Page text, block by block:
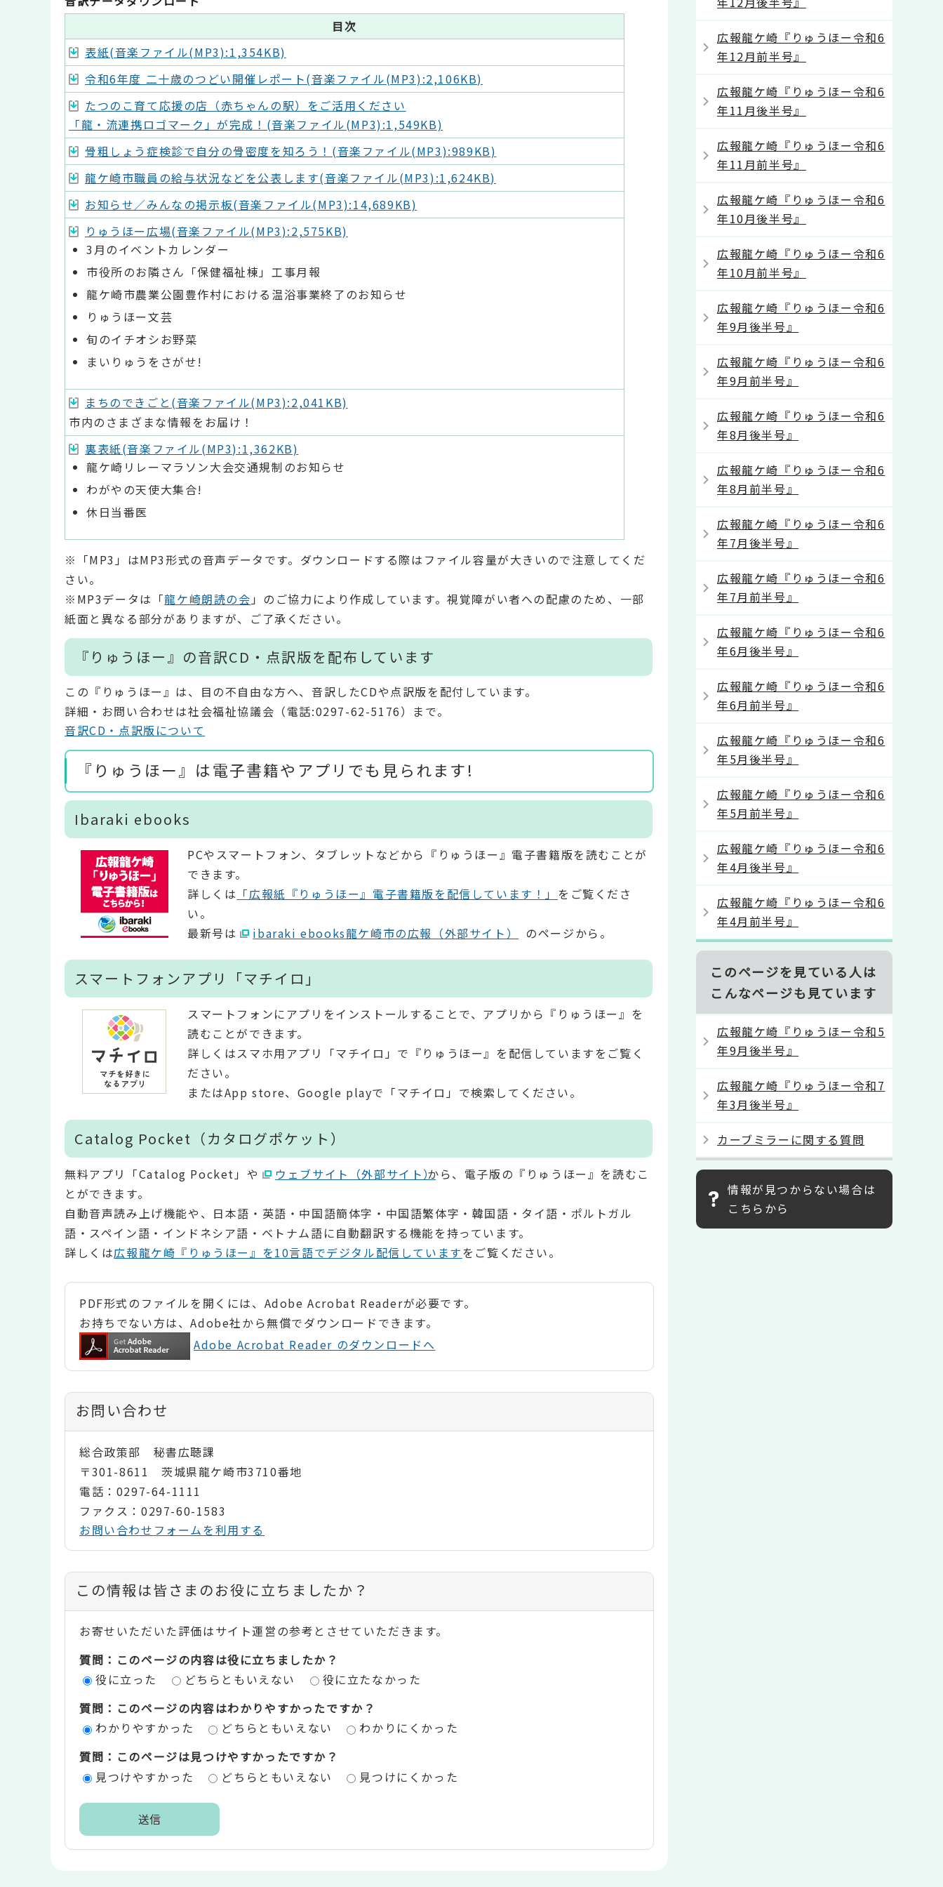
目次
表紙(音楽ファイル(MP3):1,354KB)
令和6年度 二十歳のつどい開催レポート(音楽ファイル(MP3):2,106KB)
たつのこ育て応援の店（赤ちゃんの駅）をご活用ください
「龍・流連携ロゴマーク」が完成！(音楽ファイル(MP3):1,549KB)
骨粗しょう症検診で自分の骨密度を知ろう！(音楽ファイル(MP3):989KB)
龍ケ崎市職員の給与状況などを公表します(音楽ファイル(MP3):1,624KB)
お知らせ／みんなの掲示板(音楽ファイル(MP3):14,689KB)
りゅうほー広場(音楽ファイル(MP3):2,575KB)
3月のイベントカレンダー
市役所のお隣さん「保健福祉棟」工事月報
龍ケ崎市農業公園豊作村における温浴事業終了のお知らせ
りゅうほー文芸
旬のイチオシお野菜
まいりゅうをさがせ!
まちのできごと(音楽ファイル(MP3):2,041KB)
市内のさまざまな情報をお届け！
裏表紙(音楽ファイル(MP3):1,362KB)
龍ケ崎リレーマラソン大会交通規制のお知らせ
わがやの天使大集合!
休日当番医
※「MP3」はMP3形式の音声データです。ダウンロードする際はファイル容量が大きいので注意してくだ
さい。
※MP3データは「龍ケ崎朗読の会 」のご協力により作成しています。視覚障がい者への配慮のため、一部
紙面と異なる部分がありますが、ご了承ください。
『りゅうほー』の音訳CD・点訳版を配布しています
この『りゅうほー』は、目の不自由な方へ、音訳したCDや点訳版を配付しています。
詳細・お問い合わせは社会福祉協議会（電話:0297-62-5176）まで。
音訳CD・点訳版について
『りゅうほー』は電子書籍やアプリでも見られます!
Ibaraki ebooks
PCやスマートフォン、タブレットなどから『りゅうほー』電子書籍版を読むことが
できます。
詳しくは 「広報紙『りゅうほー』電子書籍版を配信しています！」 をご覧くださ
い。
最新号は
ibaraki ebooks龍ケ崎市の広報（外部サイト） のページから。
スマートフォンアプリ「マチイロ」
スマートフォンにアプリをインストールすることで、アプリから『りゅうほー』を
読むことができます。
詳しくはスマホ用アプリ「マチイロ」で『りゅうほー』を配信していますをご覧く
ださい。
またはApp store、Google playで「マチイロ」で検索してください。
Catalog Pocket（カタログポケット）
無料アプリ「Catalog Pocket」や ウェブサイト（外部サイト）から、電子版の『りゅうほー』を読むこ
とができます。
自動音声読み上げ機能や、日本語・英語・中国語簡体字・中国語繁体字・韓国語・タイ語・ポルトガル
語・スペイン語・インドネシア語・ベトナム語に自動翻訳する機能を持っています。
詳しくは広報龍ケ崎『りゅうほー』を10言語でデジタル配信していますをご覧ください。
PDF形式のファイルを開くには、Adobe Acrobat Readerが必要です。
お持ちでない方は、Adobe社から無償でダウンロードできます。
Adobe Acrobat Reader のダウンロードへ
お問い合わせ
総合政策部 秘書広聴課
〒301-8611 茨城県龍ケ崎市3710番地
電話：0297-64-1111
ファクス：0297-60-1583
お問い合わせフォームを利用する
コ
ン
テ
ン
評
エ
この情報は皆さまのお役に立ちましたか？
お寄せいただいた評価はサイト運営の参考とさせていただきます。
質問：このページの内容は役に立ちましたか？
役に立った
どちらともいえない
役に立たなかった
質問：このページの内容はわかりやすかったですか？
わかりやすかった
どちらともいえない
わかりにくかった
質問：このページは見つけやすかったですか？
見つけやすかった
どちらともいえない 見つけにくかった
広報龍ケ崎『りゅうほー令和6
年12月前半号』
広報龍ケ崎『りゅうほー令和6
年11月後半号』
広報龍ケ崎『りゅうほー令和6
年11月前半号』
広報龍ケ崎『りゅうほー令和6
年10月後半号』
広報龍ケ崎『りゅうほー令和6
年10月前半号』
広報龍ケ崎『りゅうほー令和6
年9月後半号』
広報龍ケ崎『りゅうほー令和6
年9月前半号』
広報龍ケ崎『りゅうほー令和6
年8月後半号』
広報龍ケ崎『りゅうほー令和6
年8月前半号』
広報龍ケ崎『りゅうほー令和6
年7月後半号』
広報龍ケ崎『りゅうほー令和6
年7月前半号』
広報龍ケ崎『りゅうほー令和6
年6月後半号』
広報龍ケ崎『りゅうほー令和6
年6月前半号』
広報龍ケ崎『りゅうほー令和6
年5月後半号』
広報龍ケ崎『りゅうほー令和6
年5月前半号』
広報龍ケ崎『りゅうほー令和6
年4月後半号』
広報龍ケ崎『りゅうほー令和6
年4月前半号』
このページを見ている人は
こんなページも見ています
広報龍ケ崎『りゅうほー令和5
年9月後半号』
広報龍ケ崎『りゅうほー令和7
年3月後半号』
カーブミラーに関する質問
情報が見つからない場合は
こちらから